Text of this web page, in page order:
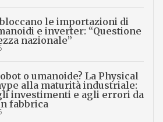
bloccano le importazioni di
e inverter: “Questione
nazionale”
o umanoide? La Physical
alla maturità industriale:
investimenti e agli errori da
fabbrica